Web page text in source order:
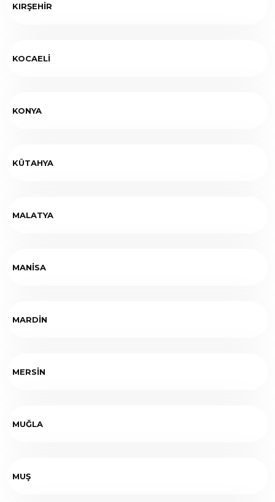
KIRŞEHİR
KOCAELİ
KONYA
KÜTAHYA
MALATYA
MANİSA
MARDİN
MERSİN
MUĞLA
MUŞ